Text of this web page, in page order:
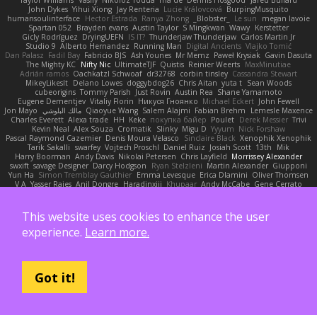
John Dykes Yihui Xiong Jay Renteria Lucie Královcová BurpingMusquito
humansoulinterface Hector Estrada Ranya Zhong _Blobster_ Le sun
megan lavoie
Spartan 052 Brayden evans Austin Taylor S Mingkwan Wawy Kerstetter
Gicly Rodríguez DryingUEFN IS IT? Thunderjaw Thunderjaw Carlos Martin Jr
Studio 9 Alberto Hernandez Running Man Digital Ancients Vlajko Tomić
Dan Palasz Fadil Bay Fabricio BJS Ash Younes Mr Memz Paweł Krysiak Gavin Dasuta
The Mighty KC Nifty Nic UltimateTJF Quistis Reinier Weerts MaxMinutiae
Adrián ramos Oachkatzl Schwoaf dr32768 corbin tinsley Cassandra Stewart
MikeyLikesIt Delano Lowes doggybdog26 Chris Aitan yuta t Sean Woods
cubeorigins Tommy Parish Just Rovin Austin Rea Shane Yamamoto
Eugene Dementjev Vitaliy Florin Никуся Гноянко Michael Eckert John Fewell
Jon Mayo مالك البلوشي Qiaoyue Wang Salem Alajmi Fabian Brehm
Lemesle Maxence
Charles Everett Alexa trade HH Keke покупка байер Poulet Derek Messier Trivi
Kevin Neal Alex Souza Cromatik Slinky Migu D Yyyum Nick Forshaw
Pascal Raymond Cazemier Denis Moura Velasco Sinclaire Black Xenophik Xenophik
Tarik Sakalli swarfey Vojtech Proschl Daniel Ruiz Josiah Scott 13th
Mik
Harry Boorman Andy Davis Nikolai Petersen Chris Layfield Morrissey Alexander
swxift savage Designer Darcy Hodgson Ryan Stelzleni Martin Alexander Giupponi
Yun Ha Simon Tremblay Gauthier Emma Levesque Erica Dlamini Oliver Thomsen
V A Yasser Raies Anil Dongre Haradinxiii Khupaar Andy McCabe Gene Cerrato
Schuyler Baker
matthew armer Gav Judge Sergio
Alexa Wilkerson Editing
Peter Pietlasky Michael Buttaro Jackt Aero Jacqueline Valero Steve mcbees
Amberlie Rodriguez Uranus Peregrine
Assima Dauletbek ツキ ミ Adam NinjaSubRosa
Juan José Castaño
Sofiya Ibragimova
Marco noCrxdit Samuel Furr
This website uses cookies to enhance the user
experience. Learn more.
Got it!